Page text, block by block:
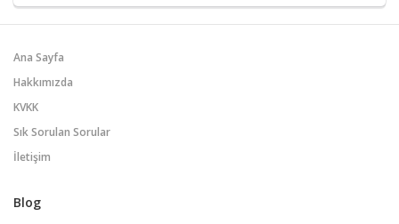
Ana Sayfa
Hakkımızda
KVKK
Sık Sorulan Sorular
İletişim
Blog